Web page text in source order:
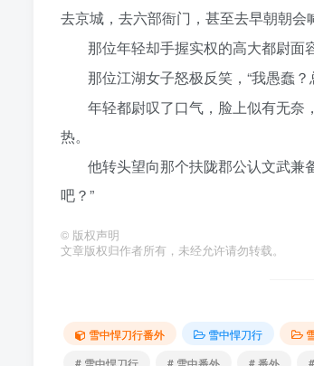
去京城，去六部衙门，甚至去早朝朝会
那位年轻却手握实权的高大都尉面
那位江湖女子怒极反笑，“我愚蠢
年轻都尉叹了口气，脸上似有无奈
热。
他转头望向那个扶陇郡公认文武兼
吧？”
© 版权声明
文章版权归作者所有，未经允许请勿转载。
雪中悍刀行番外 雪中悍刀行
# 雪中悍刀行
# 雪中番外 # 番外